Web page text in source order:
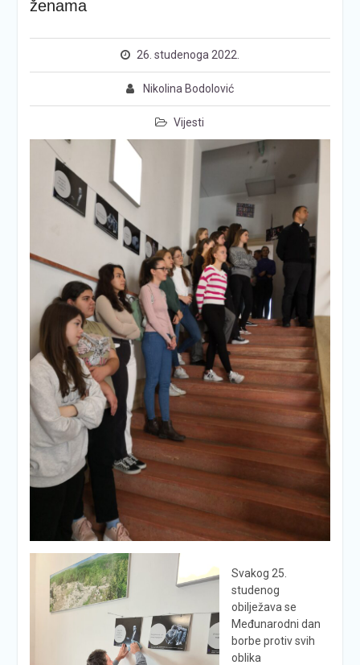
ženama
26. studenoga 2022.
Nikolina Bodolović
Vijesti
Svakog 25.
studenog
obilježava se
Međunarodni dan
borbe protiv svih
oblika